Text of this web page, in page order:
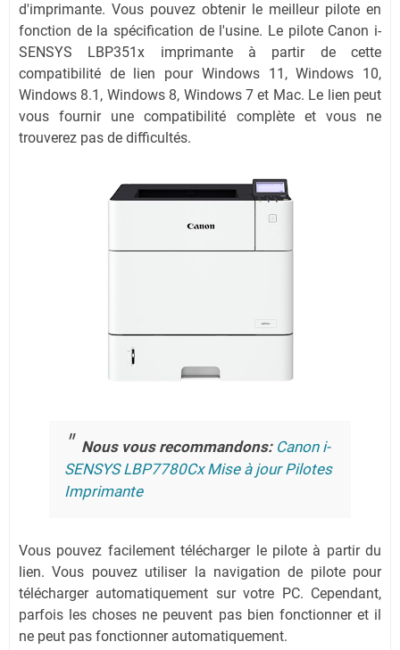
d'imprimante. Vous pouvez obtenir le meilleur pilote en
fonction de la spécification de l'usine. Le pilote Canon i-
SENSYS LBP351x imprimante à partir de cette
compatibilité de lien pour Windows 11, Windows 10,
Windows 8.1, Windows 8, Windows 7 et Mac. Le lien peut
vous fournir une compatibilité complète et vous ne
trouverez pas de difficultés.
Nous vous recommandons: Canon i-
SENSYS LBP7780Cx Mise à jour Pilotes
Imprimante
Vous pouvez facilement télécharger le pilote à partir du
lien.Vous pouvez utiliser la navigation de pilote pour
télécharger automatiquement sur votre PC. Cependant,
parfois les choses ne peuvent pas bien fonctionner et il
ne peut pas fonctionner automatiquement.